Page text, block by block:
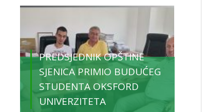
10/08/2023 Vijesti
PREDSJEDNIK OPŠTINE
SJENICA PRIMIO BUDUĆEG
STUDENTA OKSFORD
UNIVERZITETA